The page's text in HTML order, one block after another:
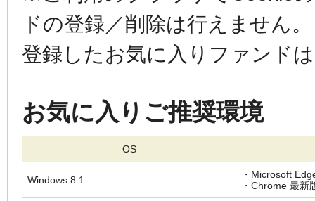
ドの登録／削除は行えません
登録したお気に入りファンド
お気に入りご推奨環境
OS
Windows 8.1
・Microsoft
・Chrome 最新